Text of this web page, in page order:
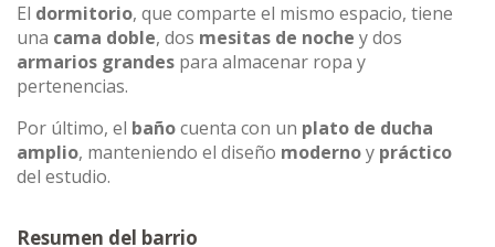
El dormitorio, que comparte el mismo espacio, tiene
una cama doble, dos mesitas de noche y dos
armarios grandes para almacenar ropa y
pertenencias.
Por último, el bañocuenta con un plato de ducha
amplio, manteniendo el diseño modernoy práctico
del estudio.
Resumen del barrio